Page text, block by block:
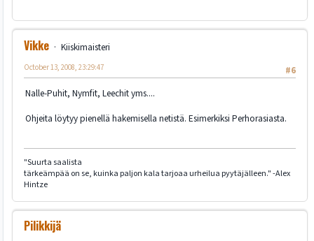
Vikke
Kiiskimaisteri
#6
October 13, 2008, 23:29:47
Nalle-Puhit, Nymfit, Leechit yms....
Ohjeita löytyy pienellä hakemisella netistä. Esimerkiksi Perhorasiasta.
"Suurta saalista
tärkeämpää on se, kuinka paljon kala tarjoaa urheilua pyytäjälleen." -Alex
Hintze
Pilikkijä